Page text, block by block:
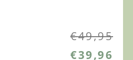
€49,95
€39,96